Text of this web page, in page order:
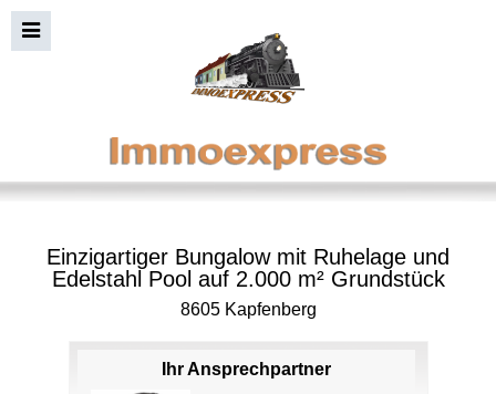
Einzigartiger Bungalow mit Ruhelage und
Edelstahl Pool auf 2.000 m² Grundstück
8605 Kapfenberg
Ihr Ansprechpartner